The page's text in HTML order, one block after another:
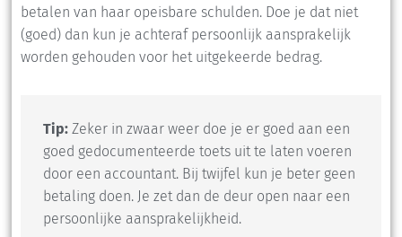
betalen van haar opeisbare schulden. Doe je dat niet
(goed) dan kun je achteraf persoonlijk aansprakelijk
worden gehouden voor het uitgekeerde bedrag.
Tip: Zeker in zwaar weer doe je er goed aan een
goed gedocumenteerde toets uit te laten voeren
door een accountant. Bij twijfel kun je beter geen
betaling doen. Je zet dan de deur open naar een
persoonlijke aansprakelijkheid.